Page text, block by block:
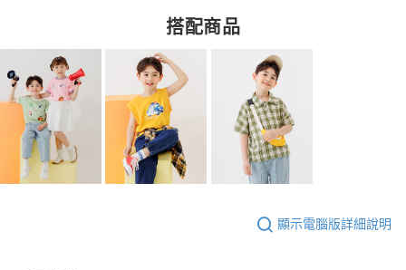
搭配商品
顯示電腦版詳細說明